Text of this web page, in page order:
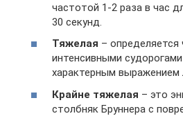
частотой 1-2 раза в час
30 секунд.
Тяжелая –
интенсивными
характерным выражением
Крайне тяжелая – это
столбняк Бруннера с